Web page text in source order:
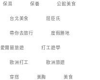
保濕 保養 公館美食
台北美食 屈臣氏
帶你去旅行 度假勝地
愛爾蘭旅遊 打工遊學
歐洲打工 歐洲旅遊
穿搭 美胸 美食